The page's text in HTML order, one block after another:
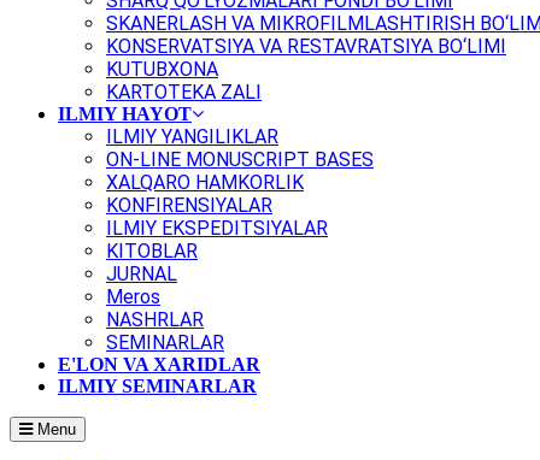
SKANERLASH VA MIKROFILMLASHTIRISH
KONSERVATSIYA VA RESTAVRATSIYA BO‘LIMI
KUTUBXONA
KARTOTEKA ZALI
ILMIY HAYOT
ILMIY YANGILIKLAR
ON-LINE MONUSCRIPT BASES
XALQARO HAMKORLIK
KONFIRENSIYALAR
ILMIY EKSPEDITSIYALAR
KITOBLAR
JURNAL
Meros
NASHRLAR
SEMINARLAR
E'LON VA XARIDLAR
ILMIY SEMINARLAR
Menu